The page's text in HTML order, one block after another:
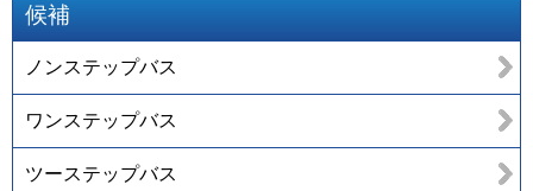
候補
ノンステップバス
ワンステップバス
ツーステップバス